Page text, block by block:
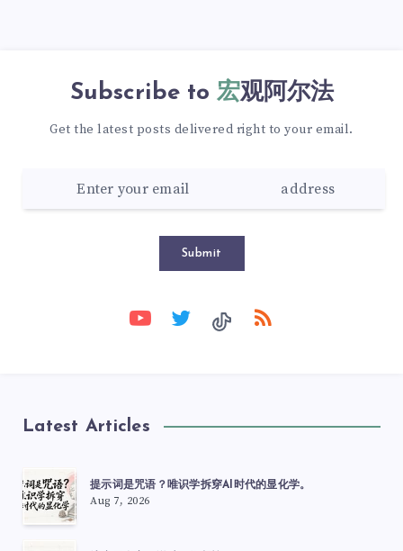
Subscribe to 宏观阿尔法
Get the latest posts delivered right to your email.
Submit
Latest Articles
提示词是咒语？唯识学拆穿AI时代的显化学。
Aug 7, 2026